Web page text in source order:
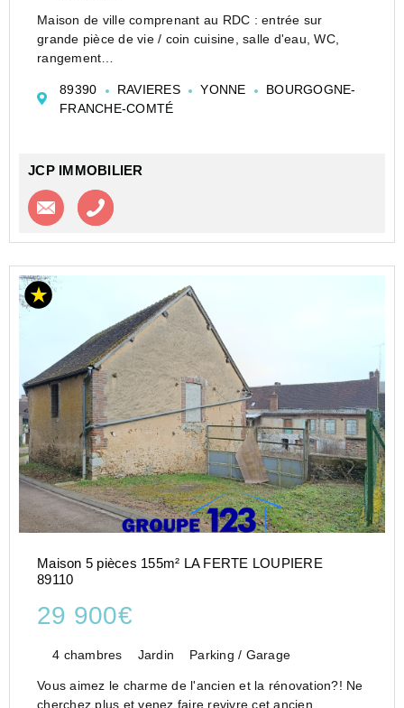
Maison de ville comprenant au RDC : entrée sur
grande pièce de vie / coin cuisine, salle d'eau, WC,
rangement
Au 2ème étage : grenier aménageable
Terrain non attenant de 680 M2
89390 RAVIERES YONNE
BOURGOGNE-
FRANCHE-COMTÉ
JCP IMMOBILIER
Contacter l'agence
Maison 5 pièces 155m² LA FERTE LOUPIERE
89110
29 900€
4 chambres Jardin Parking / Garage
Vous aimez le charme de l'ancien et la rénovation?! Ne
cherchez plus et venez faire revivre cet ancien